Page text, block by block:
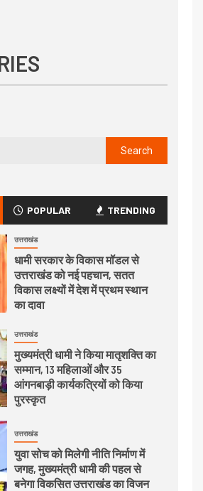
POPULAR TRENDING
उत्तराखंड
धामी सरकार के विकास मॉडल से
उत्तराखंड को नई पहचान, सतत
विकास लक्ष्यों में देश में प्रथम स्थान
का दावा
उत्तराखंड
मुख्यमंत्री धामी ने किया मातृशक्ति का
सम्मान, 13 महिलाओं और 35
आंगनबाड़ी कार्यकत्रियों को किया
पुरस्कृत
उत्तराखंड
युवा सोच को मिलेगी नीति निर्माण में
जगह, मुख्यमंत्री धामी की पहल से
बनेगा विकसित उत्तराखंड का विजन